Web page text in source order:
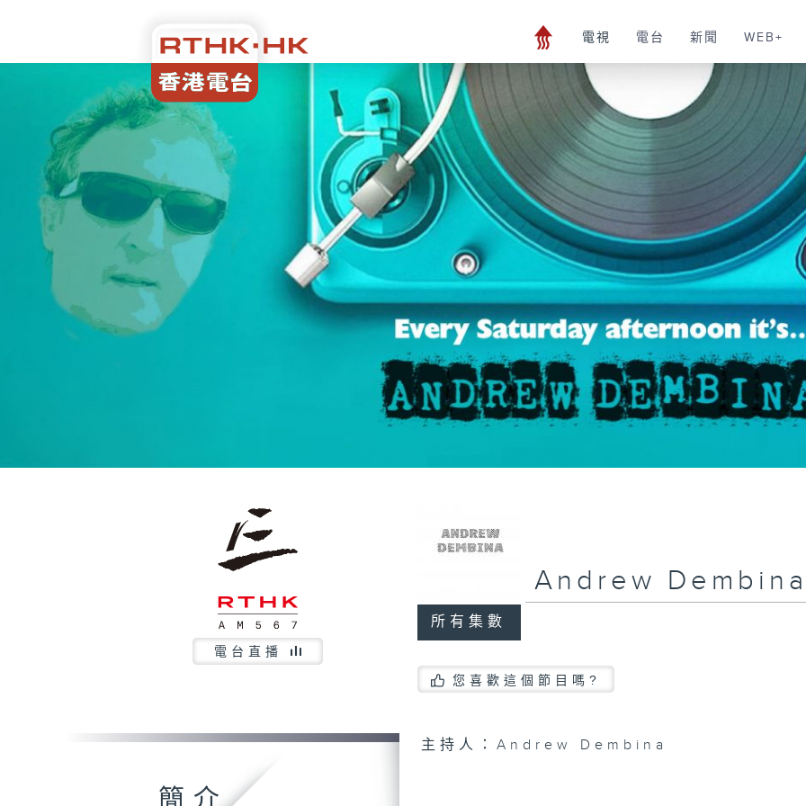
電視 電台 新聞 WEB+
電台直播
所有集數
Andrew
您喜歡這個節目嗎?
簡介
主持人：Andrew Dembina